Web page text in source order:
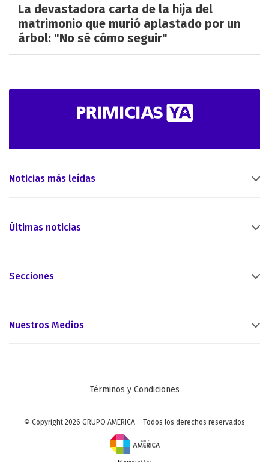
La devastadora carta de la hija del
matrimonio que murió aplastado por un
árbol: "No sé cómo seguir"
Noticias más leídas
Últimas noticias
Secciones
Nuestros Medios
Términos y Condiciones
© Copyright 2026 GRUPO AMERICA – Todos los derechos reservados